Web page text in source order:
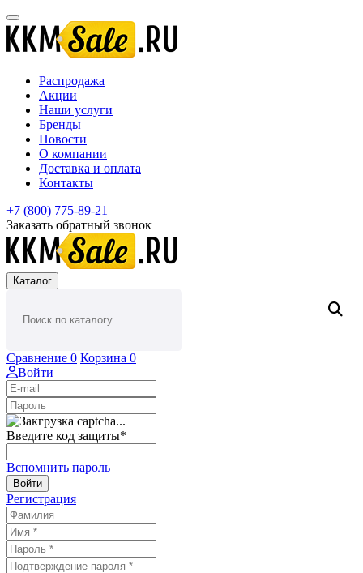
Распродажа
Акции
Наши услуги
Бренды
Новости
О компании
Доставка и оплата
Контакты
+7 (800) 775-89-21
Заказать обратный звонок
Каталог
Сравнение 0 Корзина 0
Войти
Введите код защиты*
Вспомнить пароль
Войти
Регистрация